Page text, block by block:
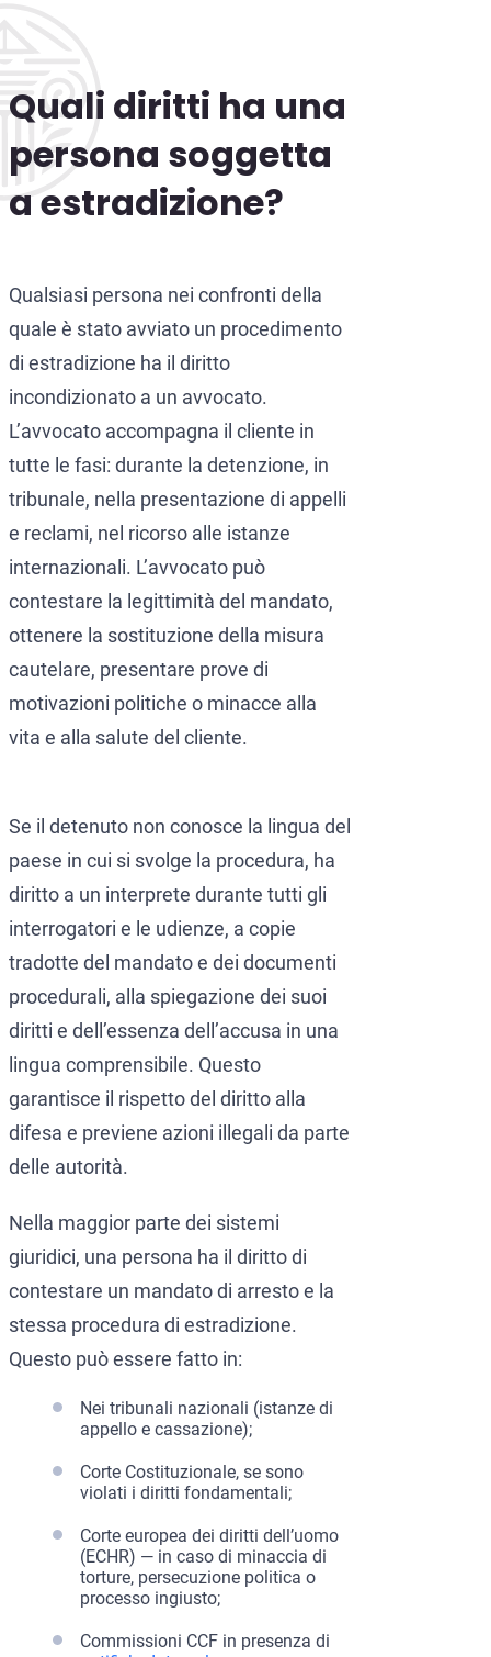
Quali diritti ha una
persona soggetta
a estradizione?
Qualsiasi persona nei confronti della
quale è stato avviato un procedimento
di estradizione ha il diritto
incondizionato a un avvocato.
L’avvocato accompagna il cliente in
tutte le fasi: durante la detenzione, in
tribunale, nella presentazione di appelli
e reclami, nel ricorso alle istanze
internazionali. L’avvocato può
contestare la legittimità del mandato,
ottenere la sostituzione della misura
cautelare, presentare prove di
motivazioni politiche o minacce alla
vita e alla salute del cliente.
Se il detenuto non conosce la lingua del
paese in cui si svolge la procedura, ha
diritto a un interprete durante tutti gli
interrogatori e le udienze, a copie
tradotte del mandato e dei documenti
procedurali, alla spiegazione dei suoi
diritti e dell’essenza dell’accusa in una
lingua comprensibile. Questo
garantisce il rispetto del diritto alla
difesa e previene azioni illegali da parte
delle autorità.
Nella maggior parte dei sistemi
giuridici, una persona ha il diritto di
contestare un mandato di arresto e la
stessa procedura di estradizione.
Questo può essere fatto in:
Nei tribunali nazionali (istanze di
appello e cassazione);
Corte Costituzionale, se sono
violati i diritti fondamentali;
Corte europea dei diritti dell’uomo
(ECHR) — in caso di minaccia di
torture, persecuzione politica o
processo ingiusto;
Commissioni CCF in presenza di